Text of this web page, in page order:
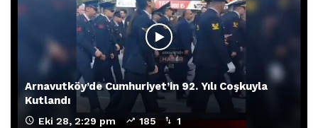
Arnavutköy’de Cumhuriyet’in 92. Yılı Coşkuyla
Kutlandı
Eki 28, 2:29 pm 185 1